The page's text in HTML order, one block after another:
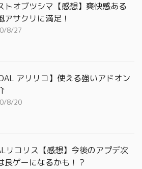
トオブツシマ【感想】爽快感ある
アサクリに満足！
8/27
アリリコ】使える強いアドオン
8/20
リコリス【感想】今後のアプデ次
良ゲーになるかも！？